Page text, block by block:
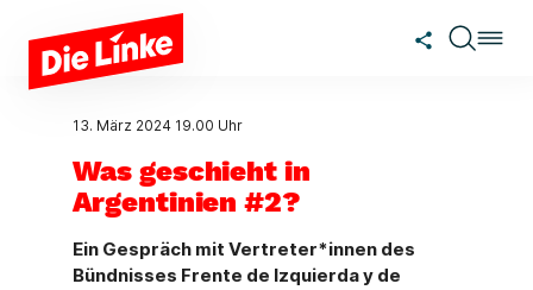
Zum Hauptinhalt springen
13. März 202419.00 Uhr
Was geschieht in
Argentinien #2?
Ein Gespräch mit Vertreter*innen des
Bündnisses Frente de Izquierda y de